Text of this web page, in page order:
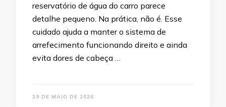
reservatório de água do carro parece
detalhe pequeno. Na prática, não é. Esse
cuidado ajuda a manter o sistema de
arrefecimento funcionando direito e ainda
evita dores de cabeça …
19 DE MAIO DE 2026